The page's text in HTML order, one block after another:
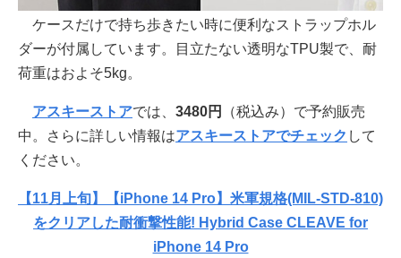
ケースだけで持ち歩きたい時に便利なストラップホル
ダーが付属しています。目立たない透明なTPU製で、耐
荷重はおよそ5kg。
アスキーストアでは、 3480円
（税込み）で予約販売
中。さらに詳しい情報はアスキーストアでチェック して
ください。
【11月上旬】【iPhone 14 Pro】米軍規格(MIL-STD-810)
をクリアした耐衝撃性能! Hybrid Case CLEAVE for
iPhone 14 Pro